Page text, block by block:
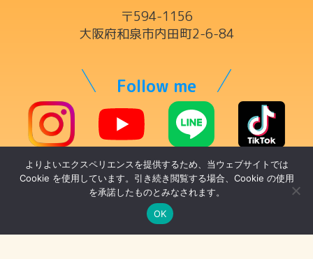
ギター・ウクレレ・ベースコース
キーボードコース
ママの為の英語コース
チケット制レッスン
講師一覧
ドラム科講師
〒594-1156
大阪府和泉市内田町2-6-84
Follow me
© トントンミュージックスクール
よりよいエクスペリエンスを提供するため、当ウェブサイトでは
Cookie を使用しています。引き続き閲覧する場合、Cookie の使用
を承諾したものとみなされます。
OK